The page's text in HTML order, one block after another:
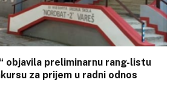
objavila preliminarnu rang-listu
za prijem u radni odnos